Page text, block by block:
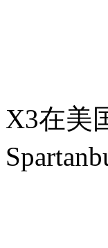
X3在美